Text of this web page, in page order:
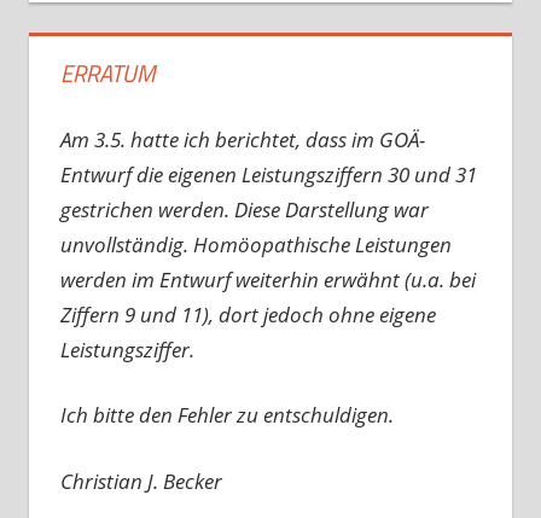
ERRATUM
Am 3.5. hatte ich berichtet, dass im GOÄ-
Entwurf die eigenen Leistungsziffern 30 und 31
gestrichen werden. Diese Darstellung war
unvollständig. Homöopathische Leistungen
werden im Entwurf weiterhin erwähnt (u.a. bei
Ziffern 9 und 11), dort jedoch ohne eigene
Leistungsziffer.
Ich bitte den Fehler zu entschuldigen.
Christian J. Becker